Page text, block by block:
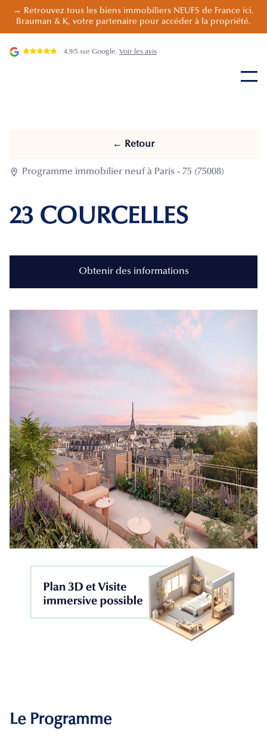
→ Retrouvez tous les biens immobiliers NEUFS de France ici.
Brauman & K, votre partenaire pour accéder à la propriété.
4.9/5 sur Google. Voir les avis
← Retour
 Programme immobilier neuf à Paris - 75 (75008)
23 COURCELLES
Obtenir des informations
Le Programme